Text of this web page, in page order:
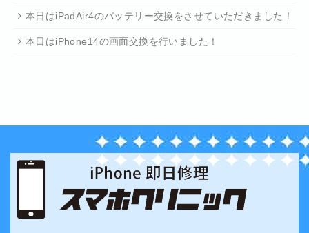
本日はiPadAir4のバッテリー交換をさせていただきました！
本日はiPhone14の画面交換を行いました！